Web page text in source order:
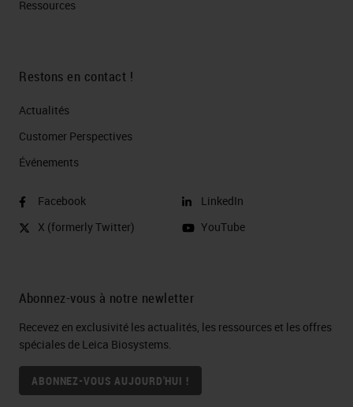
Ressources
Restons en contact !
Actualités
Customer Perspectives​
Événements
Facebook
X (formerly Twitter)
LinkedIn
YouTube
Abonnez-vous à notre newletter
Recevez en exclusivité les actualités, les ressources et les offres
spéciales de Leica Biosystems.
ABONNEZ-VOUS AUJOURD'HUI !